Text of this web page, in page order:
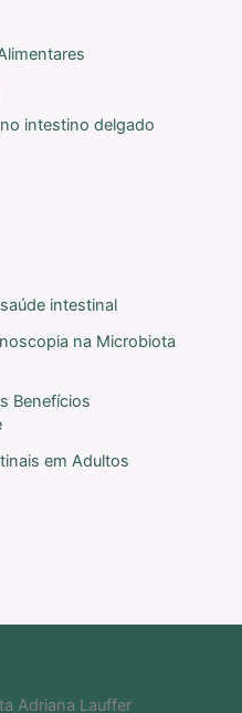
intestino delgado
intestinal
na Microbiota
Benefícios
em Adultos